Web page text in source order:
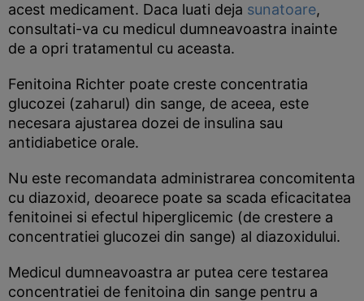
acest medicament. Daca luati deja sunatoare,
consultati-va cu medicul dumneavoastra inainte
de a opri tratamentul cu aceasta.
Fenitoina Richter poate creste concentratia
glucozei (zaharul) din sange, de aceea, este
necesara ajustarea dozei de insulina sau
antidiabetice orale.
Nu este recomandata administrarea concomitenta
cu diazoxid, deoarece poate sa scada eficacitatea
fenitoinei si efectul hiperglicemic (de crestere a
concentratiei glucozei din sange) al diazoxidului.
Medicul dumneavoastra ar putea cere testarea
concentratiei de fenitoina din sange pentru a